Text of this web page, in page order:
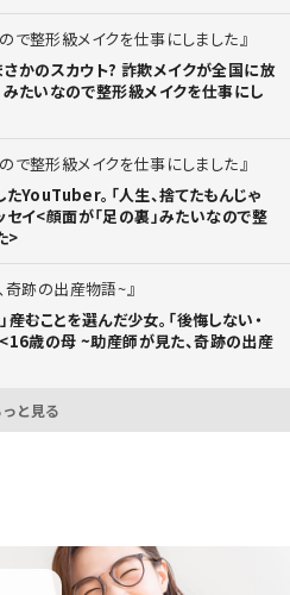
で整形級メイクを仕事にしました
さかのスカウト? 詐欺メイクが全国に放
たいなので整形級メイクを仕事にし
で整形級メイクを仕事にしました
たYouTuber。「人生、捨てたもんじゃ
セイ<顔面が「足の裏」みたいなので整
>
奇跡の出産物語~
産むことを選んだ少女。「後悔しない・
<16歳の母 ~助産師が見た、奇跡の出産
と見る